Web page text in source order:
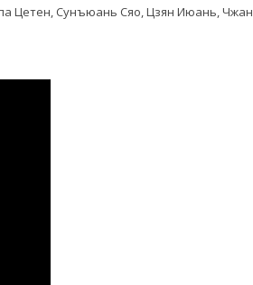
Цетен, Сунъюань Сяо, Цзян Июань, Чжан